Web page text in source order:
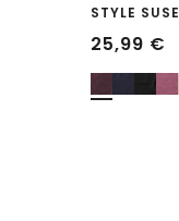
STYLE SUSE
25,99 €